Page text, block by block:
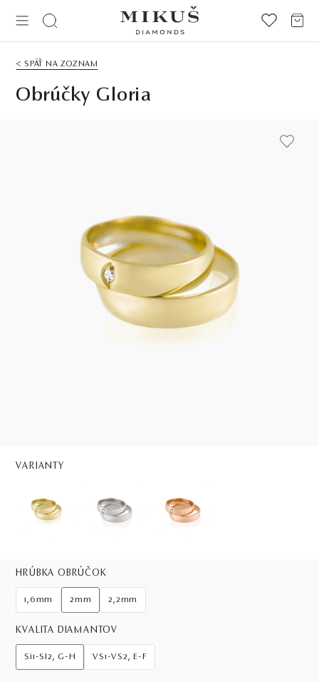
< SPÄŤ NA ZOZNAM
Obrúčky Gloria
VARIANTY
HRÚBKA OBRÚČOK
1,6mm 2mm 2,2mm
KVALITA DIAMANTOV
Si1-SI2, G-H VS1-VS2, E-F